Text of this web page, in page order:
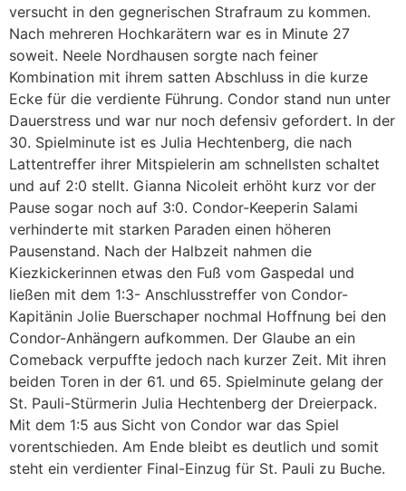
versucht in den gegnerischen Strafraum zu kommen.
Nach mehreren Hochkarätern war es in Minute 27
soweit. Neele Nordhausen sorgte nach feiner
Kombination mit ihrem satten Abschluss in die kurze
Ecke für die verdiente Führung. Condor stand nun unter
Dauerstress und war nur noch defensiv gefordert. In der
30. Spielminute ist es Julia Hechtenberg, die nach
Lattentreffer ihrer Mitspielerin am schnellsten schaltet
und auf 2:0 stellt. Gianna Nicoleit erhöht kurz vor der
Pause sogar noch auf 3:0. Condor-Keeperin Salami
verhinderte mit starken Paraden einen höheren
Pausenstand. Nach der Halbzeit nahmen die
Kiezkickerinnen etwas den Fuß vom Gaspedal und
ließen mit dem 1:3- Anschlusstreffer von Condor-
Kapitänin Jolie Buerschaper nochmal Hoffnung bei den
Condor-Anhängern aufkommen. Der Glaube an ein
Comeback verpuffte jedoch nach kurzer Zeit. Mit ihren
beiden Toren in der 61. und 65. Spielminute gelang der
St. Pauli-Stürmerin Julia Hechtenberg der Dreierpack.
Mit dem 1:5 aus Sicht von Condor war das Spiel
vorentschieden. Am Ende bleibt es deutlich und somit
steht ein verdienter Final-Einzug für St. Pauli zu Buche.